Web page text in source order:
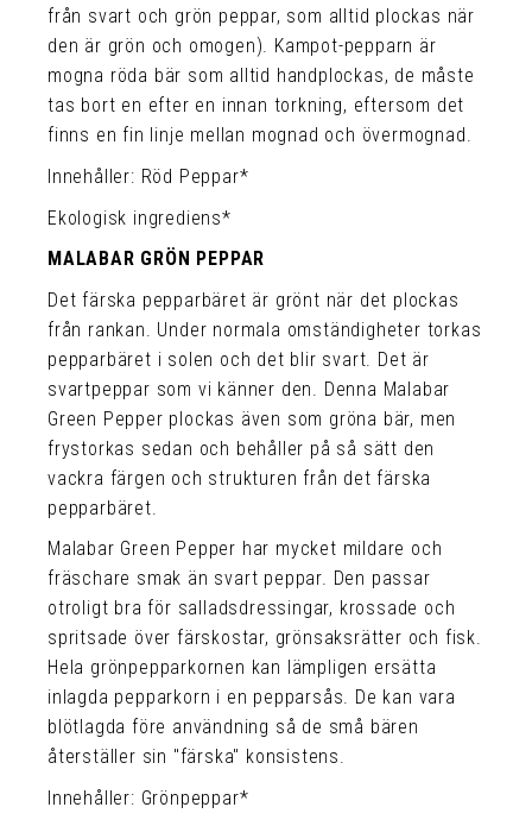
från svart och grön peppar, som alltid plockas när
den är grön och omogen). Kampot-pepparn är
mogna röda bär som alltid handplockas, de måste
tas bort en efter en innan torkning, eftersom det
finns en fin linje mellan mognad och övermognad.
Innehåller: Röd Peppar*
Ekologisk ingrediens*
MALABAR GRÖN PEPPAR
Det färska pepparbäret är grönt när det plockas
från rankan. Under normala omständigheter torkas
pepparbäret i solen och det blir svart. Det är
svartpeppar som vi känner den. Denna Malabar
Green Pepper plockas även som gröna bär, men
frystorkas sedan och behåller på så sätt den
vackra färgen och strukturen från det färska
pepparbäret.
Malabar Green Pepper har mycket mildare och
fräschare smak än svart peppar. Den passar
otroligt bra för salladsdressingar, krossade och
spritsade över färskostar, grönsaksrätter och fisk.
Hela grönpepparkornen kan lämpligen ersätta
inlagda pepparkorn i en pepparsås. De kan vara
blötlagda före användning så de små bären
återställer sin "färska" konsistens.
Innehåller: Grönpeppar*